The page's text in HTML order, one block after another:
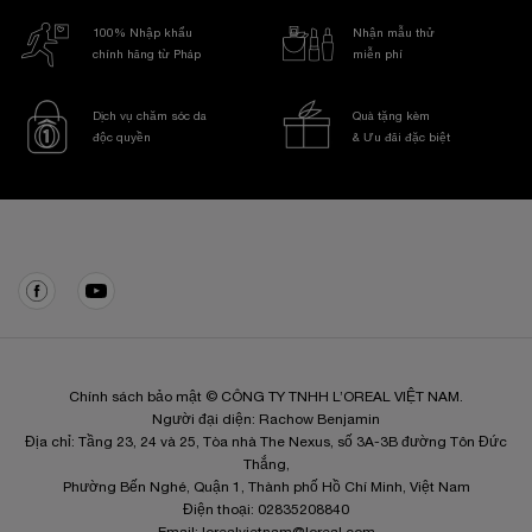
100% Nhập khẩu
chính hãng từ Pháp
Nhận mẫu thử
miễn phí
Dịch vụ chăm sóc da
độc quyền
Quà tặng kèm
& Ưu đãi đặc biệt
Chính sách bảo mật © CÔNG TY TNHH L’OREAL VIỆT NAM.
Người đại diện: Rachow Benjamin
Địa chỉ: Tầng 23, 24 và 25, Tòa nhà The Nexus, số 3A-3B đường Tôn Đức
Thắng,
Phường Bến Nghé, Quận 1, Thành phố Hồ Chí Minh, Việt Nam
Điện thoại: 02835208840